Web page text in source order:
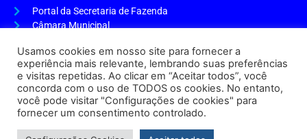
Portal da Secretaria de Fazenda
Câmara Municipal
ENDEREÇO E HORÁRIO
Endereço:Praça Tiradentes, s/n – Centro, Cabo Frio – RJ, 28906-290
Atendimento do Protocolo Geral da Prefeitura:9h às 16h
Horário de Funcionamento:8h às 17h
Usamos cookies em nosso site para fornecer a
experiência mais relevante, lembrando suas preferências
e visitas repetidas. Ao clicar em “Aceitar todos”, você
concorda com o uso de TODOS os cookies. No entanto,
você pode visitar "Configurações de cookies" para
fornecer um consentimento controlado.